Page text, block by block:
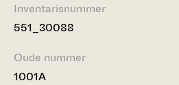
Inventarisnummer
551_30088
Oude nummer
1001A